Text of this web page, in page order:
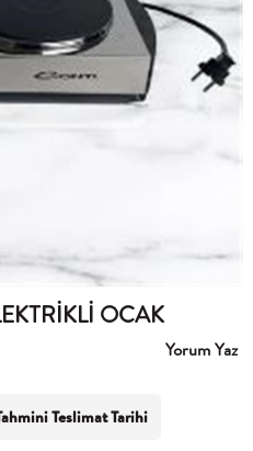
OCAK
Yorum Yaz
Teslimat Tarihi